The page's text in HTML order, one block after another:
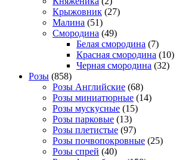
Крыжовник (27)
Малина (51)
Смородина (49)
Белая смородина (7)
Красная смородина (10)
Черная смородина (32)
Розы (858)
Розы Английские (68)
Розы миниатюрные (14)
Розы мускусные (15)
Розы парковые (13)
Розы плетистые (97)
Розы почвопокровные (25)
Розы спрей (40)